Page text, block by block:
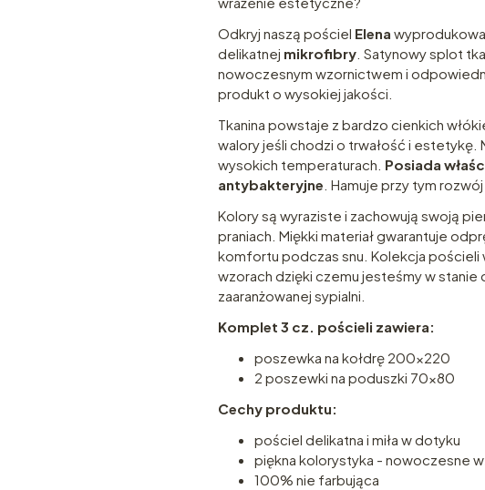
Odkryj naszą pościel Elena
delikatnej mikrofibry . Satynowy splot
nowoczesnym wzornictwem i
produkt o wysokiej jakości.
Tkanina powstaje z bardzo cienkich
walory jeśli chodzi o trwałość i estetykę.
wysokich temperaturach. Posiada
antybakteryjne . Hamuje przy tym
Kolory są wyraziste i zachowują swoją
praniach. Miękki materiał gwarantuje
komfortu podczas snu. Kolekcja pościeli
wzorach dzięki czemu jesteśmy w
zaaranżowanej sypialni.
Komplet 3 cz. pościeli zawiera:
poszewka na kołdrę 200x220
2 poszewki na poduszki 70x80
Cechy produktu:
pościel delikatna i miła w dotyku
piękna kolorystyka - nowoczesne
100% nie farbująca